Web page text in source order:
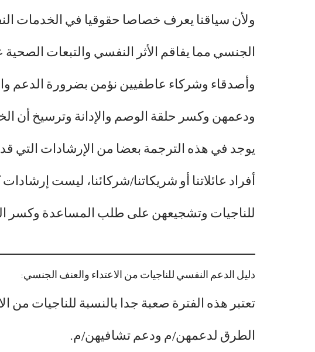
ولأن سياقنا يعرف خصاصا حقوقيا في الخدمات
الجنسي مما يفاقم الأثر النفسي والتبعات
وأصدقاء وشركاء عاطفيين نؤمن بضرورة الدعم
ودعمهن وكسر حلقة الوصم والإدانة وترسيخ أن
يوجد في هذه الترجمة بعضا من الإرشادات التي
أفراد عائلاتنا أو شريكاتنا/شركائنا، ليست
للناجيات وتشجيعهن على طلب المساعدة وكسر
دليل الدعم النفسي للناجيات من الاعتداء والعنف الجنسي:
تعتبر هذه الفترة صعبة جدا بالنسبة للناجيات
الطرق لدعمهن/م ودعم تشافيهن/م.